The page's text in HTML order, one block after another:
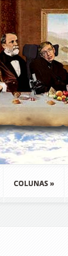
COLUNAS »